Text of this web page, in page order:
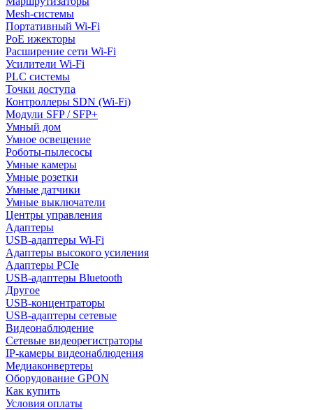
Mesh-системы
Портативный Wi-Fi
PoE ижекторы
Расширение сети Wi‑Fi
Усилители Wi-Fi
PLC системы
Точки доступа
Контроллеры SDN (Wi-Fi)
Модули SFP / SFP+
Умный дом
Умное освещение
Роботы-пылесосы
Умные камеры
Умные розетки
Умные датчики
Умные выключатели
Центры управления
Адаптеры
USB-адаптеры Wi-Fi
Адаптеры высокого усиления
Адаптеры PCIe
USB-адаптеры Bluetooth
Другое
USB-концентраторы
USB-адаптеры сетевые
Видеонаблюдение
Сетевые видеорегистраторы
IP-камеры видеонаблюдения
Медиаконвертеры
Оборудование GPON
Как купить
Условия оплаты